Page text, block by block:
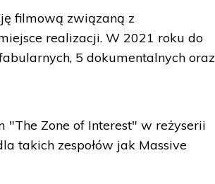
filmową związaną z
realizacji. W 2021 roku do
5 dokumentalnych oraz
"The Zone of Interest" w reżyserii
takich zespołów jak Massive